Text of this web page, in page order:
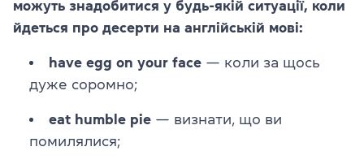
можуть знадобитися у будь-якій ситуації, коли
йдеться про десерти на англійській мові:
have egg on your face — коли за щось
дуже соромно;
eat humble pie — визнати, що ви
помилялися;